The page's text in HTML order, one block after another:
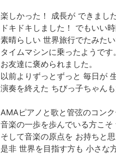
楽しかった！ 成長が できました
ドキドキしました！ でもいい時
素晴らしい 世界旅行でたみたい
タイムマシンに乗ったようです。
お友達に褒められました。
以前よりずっとずっと 毎日が
演奏を終えた ちびっ子ちゃん
AMAピアノと歌と管弦のコン
音楽の一歩を歩んでいる方こそ
そして音楽の原点を お持ちと思
是非 世界を目指す方も 小さな